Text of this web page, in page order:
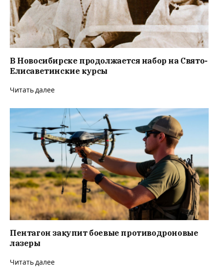
В Новосибирске продолжается набор на Свято-
Елисаветинские курсы
Читать далее
Пентагон закупит боевые противодроновые
лазеры
Читать далее